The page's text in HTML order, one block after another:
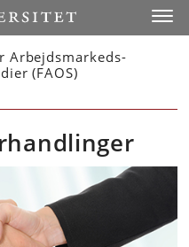
Arbejdsmarkeds-
(FAOS)